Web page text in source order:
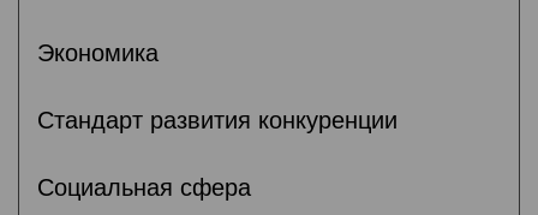
Экономика
Стандарт развития конкуренции
Социальная сфера